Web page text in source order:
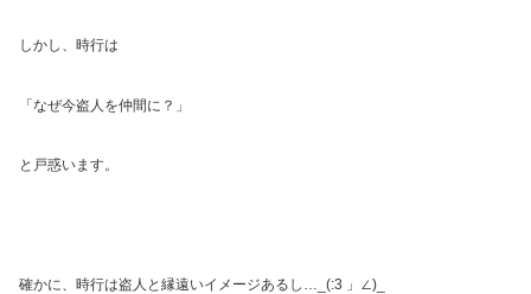
しかし、時行は
「なぜ今盗人を仲間に？」
と戸惑います。
確かに、時行は盗人と縁遠いイメージあるし …_(:3 」∠ )_